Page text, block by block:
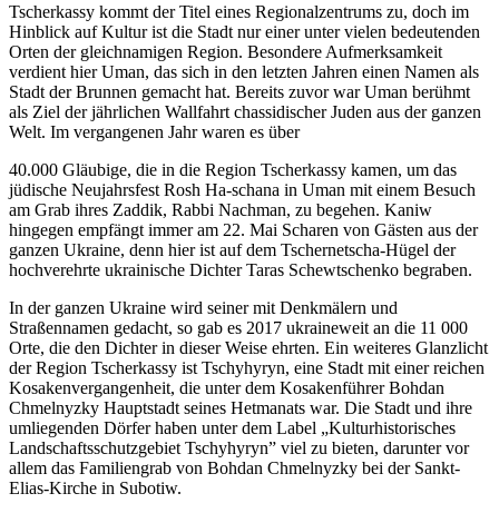
Tscherkassy kommt der Titel eines Regionalzentrums zu, doch im
Hinblick auf Kultur ist die Stadt nur einer unter vielen bedeutenden
Orten der gleichnamigen Region. Besondere Aufmerksamkeit
verdient hier Uman, das sich in den letzten Jahren einen Namen als
Stadt der Brunnen gemacht hat. Bereits zuvor war Uman berühmt
als Ziel der jährlichen Wallfahrt chassidischer Juden aus der ganzen
Welt. Im vergangenen Jahr waren es über
40.000 Gläubige, die in die Region Tscherkassy kamen, um das
jüdische Neujahrsfest Rosh Ha-schana in Uman mit einem Besuch
am Grab ihres Zaddik, Rabbi Nachman, zu begehen. Kaniw
hingegen empfängt immer am 22. Mai Scharen von Gästen aus der
ganzen Ukraine, denn hier ist auf dem Tschernetscha-Hügel der
hochverehrte ukrainische Dichter Taras Schewtschenko begraben.
In der ganzen Ukraine wird seiner mit Denkmälern und
Straßennamen gedacht, so gab es 2017 ukraineweit an die 11 000
Orte, die den Dichter in dieser Weise ehrten. Ein weiteres Glanzlicht
der Region Tscherkassy ist Tschyhyryn, eine Stadt mit einer reichen
Kosakenvergangenheit, die unter dem Kosakenführer Bohdan
Chmelnyzky Hauptstadt seines Hetmanats war. Die Stadt und ihre
umliegenden Dörfer haben unter dem Label „Kulturhistorisches
Landschaftsschutzgebiet Tschyhyryn” viel zu bieten, darunter vor
allem das Familiengrab von Bohdan Chmelnyzky bei der Sankt-
Elias-Kirche in Subotiw.